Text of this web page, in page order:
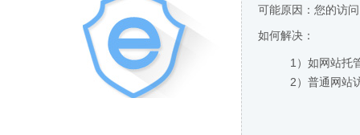
可能原因：您的访
如何解决：
1）如网站托
2）普通网站